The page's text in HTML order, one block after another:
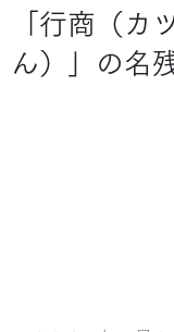
「行商（カ
ん）」の名